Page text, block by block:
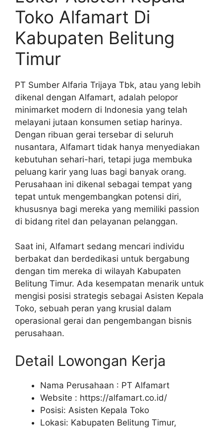
Toko Alfamart Di
Kabupaten Belitung
Timur
PT Sumber Alfaria Trijaya Tbk, atau yang lebih
dikenal dengan Alfamart, adalah pelopor
minimarket modern di Indonesia yang telah
melayani jutaan konsumen setiap harinya.
Dengan ribuan gerai tersebar di seluruh
nusantara, Alfamart tidak hanya menyediakan
kebutuhan sehari-hari, tetapi juga membuka
peluang karir yang luas bagi banyak orang.
Perusahaan ini dikenal sebagai tempat yang
tepat untuk mengembangkan potensi diri,
khususnya bagi mereka yang memiliki passion
di bidang ritel dan pelayanan pelanggan.
Saat ini, Alfamart sedang mencari individu
berbakat dan berdedikasi untuk bergabung
dengan tim mereka di wilayah Kabupaten
Belitung Timur. Ada kesempatan menarik untuk
mengisi posisi strategis sebagai Asisten Kepala
Toko, sebuah peran yang krusial dalam
operasional gerai dan pengembangan bisnis
perusahaan.
Detail Lowongan Kerja
Nama Perusahaan : PT Alfamart
Website : https://alfamart.co.id/
Posisi: Asisten Kepala Toko
Lokasi: Kabupaten Belitung Timur,